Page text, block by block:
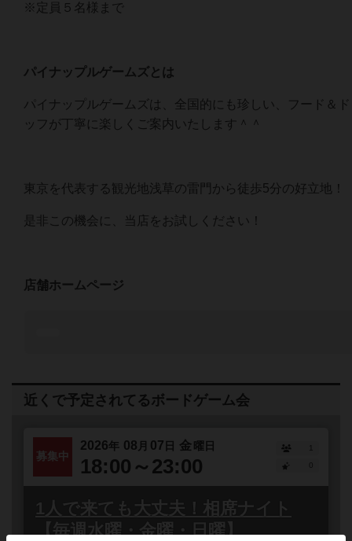
※定員５名様まで
パイナップルゲームズとは
パイナップルゲームズは、全国的にも珍しい、フード＆
ッフが丁寧に楽しくご案内いたします＾＾
東京を代表する観光地浅草の雷門から徒歩5分の好立地！
是非この機会に、当店をお試しください！
店舗ホームページ
近くで予定されてるボードゲーム会
募集中
2026年 08 月 07 日 金曜日
18:00～23:00
1
1人で来ても大丈夫！相席ナイト
【毎週水曜・金曜・日曜】